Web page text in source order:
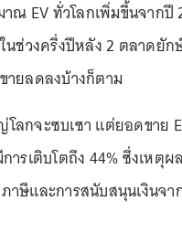
ณ EV ทั่วโลกเพิ่มขึ้นจากปี
นช่วงครึ่งปีหลัง 2 ตลาดยั
ายลดลงบ้างก็ตาม
ลกจะซบเซา แต่ยอดขาย
ารเติบโตถึง 44% ซึ่งเหตุ
าษีและการสนับสนุนเงินจ